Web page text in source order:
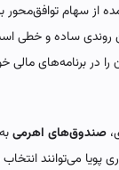
از سهام
ساده و خطی
را در برنامه‌های مالی
صندوق‌های اهرمی
می‌توانند